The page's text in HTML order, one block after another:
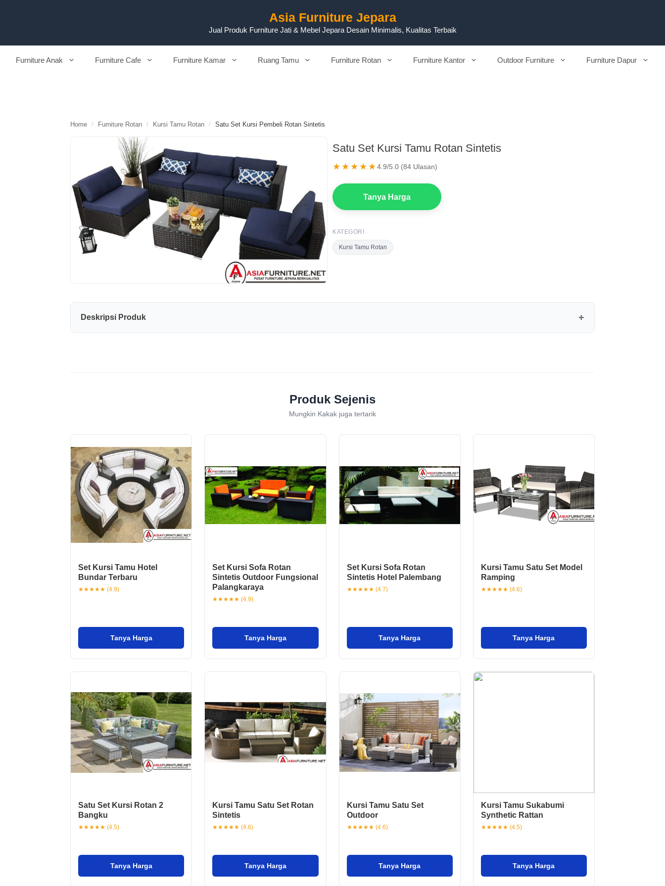
Asia Furniture Jepara
Jual Produk Furniture Jati & Mebel Jepara Desain Minimalis, Kualitas Terbaik
Furniture Anak Furniture Cafe Furniture Kamar Ruang Tamu Furniture Rotan Furniture Kantor Outdoor Furniture Furniture Dapur
Home / Furniture Rotan / Kursi Tamu Rotan / Satu Set Kursi Pembeli Rotan Sintetis
Satu Set Kursi Tamu Rotan Sintetis
★★★★★4.9/5.0 (84 Ulasan)
Tanya Harga
KATEGORI
Kursi Tamu Rotan
Deskripsi Produk
Produk Sejenis
Mungkin Kakak juga tertarik
Set Kursi Tamu Hotel
Bundar Terbaru
★★★★★ (4.9)
Tanya Harga
Set Kursi Sofa Rotan
Sintetis Outdoor Fungsional
Palangkaraya
★★★★★ (4.9)
Tanya Harga
Set Kursi Sofa Rotan
Sintetis Hotel Palembang
★★★★★ (4.7)
Tanya Harga
Kursi Tamu Satu Set Model
Ramping
★★★★★ (4.6)
Tanya Harga
Satu Set Kursi Rotan 2
Bangku
★★★★★ (4.5)
Tanya Harga
Kursi Tamu Satu Set Rotan
Sintetis
★★★★★ (4.6)
Tanya Harga
Kursi Tamu Satu Set
Outdoor
★★★★★ (4.6)
Tanya Harga
Kursi Tamu Sukabumi
Synthetic Rattan
★★★★★ (4.5)
Tanya Harga